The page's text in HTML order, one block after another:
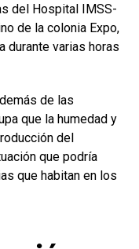
del Hospital IMSS-
de la colonia Expo,
durante varias horas
de las
que la humedad y
del
que podría
que habitan en los